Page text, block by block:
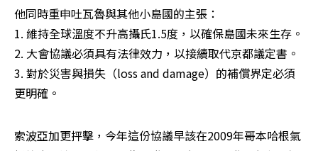
他同時重申吐瓦魯與其他小島國的主張：
1. 維持全球溫度不升高攝氏1.5度，以確保島國未來生存。
2. 大會協議必須具有法律效力，以接續取代京都議定書。
3. 對於災害與損失（loss and damage）的補償界定必須
更明確。
索波亞加更抨擊，今年這份協議早該在2009年哥本哈根氣